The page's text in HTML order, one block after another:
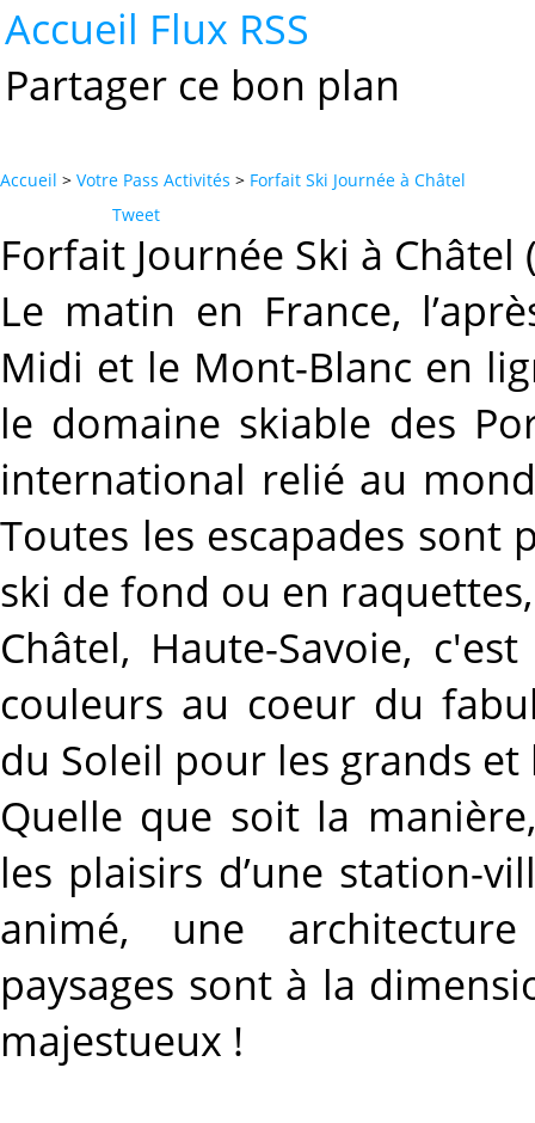
Accueil Flux RSS
Partager ce bon plan
Accueil > Votre Pass Activités > Forfait Ski Journée à Châtel
Tweet
Forfait Journée Ski à
Le matin en France,
Midi et le Mont-Blanc en
le domaine skiable des
international relié au
Toutes les escapades sont
ski de fond ou en
Châtel, Haute-Savoie,
couleurs au coeur du
du Soleil pour les grands
Quelle que soit la
les plaisirs d’une station-
animé, une
paysages sont à la
majestueux !